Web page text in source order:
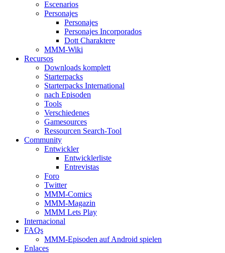
Escenarios
Personajes
Personajes
Personajes Incorporados
Dott Charaktere
MMM-Wiki
Recursos
Downloads komplett
Starterpacks
Starterpacks International
nach Episoden
Tools
Verschiedenes
Gamesources
Ressourcen Search-Tool
Community
Entwickler
Entwicklerliste
Entrevistas
Foro
Twitter
MMM-Comics
MMM-Magazin
MMM Lets Play
Internacional
FAQs
MMM-Episoden auf Android spielen
Enlaces